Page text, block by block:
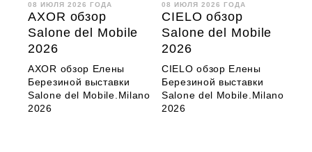
08 ИЮЛЯ 2026 ГОДА
AXOR обзор
Salone del Mobile
2026
AXOR обзор Елены
Березиной выставки
Salone del Mobile.Milano
2026
08 ИЮЛЯ 2026 ГОДА
CIELO обзор
Salone del Mobile
2026
CIELO обзор Елены
Березиной выставки
Salone del Mobile.Milano
2026